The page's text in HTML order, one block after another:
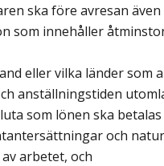
ska före avresan
som innehåller
eller vilka länder som
anställningstiden
som lönen ska betalas
och
arbetet, och